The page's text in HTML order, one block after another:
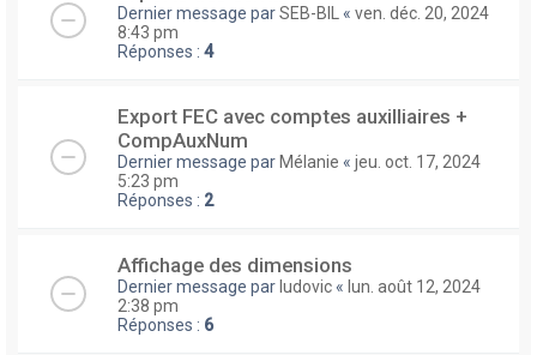
Dernier message parSEB-BIL « ven. déc. 20, 2024
8:43 pm
Réponses : 4
Export FEC avec comptes auxilliaires +
CompAuxNum
Dernier message par Mélanie « jeu. oct. 17, 2024
5:23 pm
Réponses : 2
Affichage des dimensions
Dernier message par ludovic « lun. août 12, 2024
2:38 pm
Réponses : 6